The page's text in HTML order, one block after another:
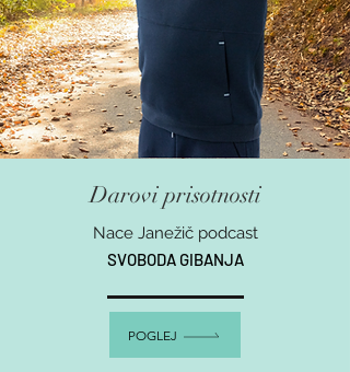
Darovi prisotnosti
Nace Janežič podcast
SVOBODA GIBANJA
POGLEJ